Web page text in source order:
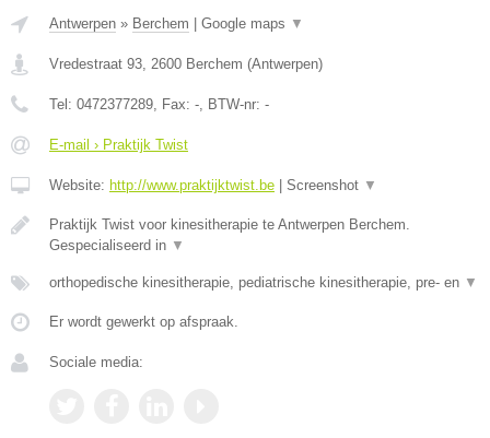
Antwerpen » Berchem Google maps ▼
Vredestraat 93, 2600 Berchem (Antwerpen)
Tel: 0472377289, Fax: -, BTW-nr: -
E-mail › Praktijk Twist
Website: http://www.praktijktwist.be Screenshot ▼
Praktijk Twist voor kinesitherapie te Antwerpen Berchem.
Gespecialiseerd in ▼
orthopedische kinesitherapie, pediatrische kinesitherapie, pre- en ▼
Er wordt gewerkt op afspraak.
Sociale media: